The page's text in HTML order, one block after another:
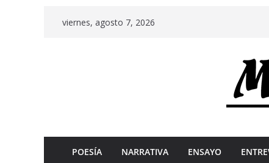
viernes, agosto 7, 2026
POESÍA NARRATIVA ENSAYO